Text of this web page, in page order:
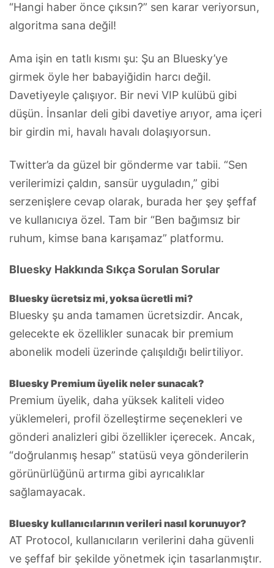
“Hangi haber önce çıksın?” sen karar veriyorsun,
algoritma sana değil!
Ama işin en tatlı kısmı şu: Şu an Bluesky’ye
girmek öyle her babayiğidin harcı değil.
Davetiyeyle çalışıyor. Bir nevi VIP kulübü gibi
düşün. İnsanlar deli gibi davetiye arıyor, ama içeri
bir girdin mi, havalı havalı dolaşıyorsun.
Twitter’a da güzel bir gönderme var tabii. “Sen
verilerimizi çaldın, sansür uyguladın,” gibi
serzenişlere cevap olarak, burada her şey şeffaf
ve kullanıcıya özel. Tam bir “Ben bağımsız bir
ruhum, kimse bana karışamaz” platformu.
Bluesky Hakkında Sıkça Sorulan Sorular
Bluesky ücretsiz mi, yoksa ücretli mi?
Bluesky şu anda tamamen ücretsizdir. Ancak,
gelecekte ek özellikler sunacak bir premium
abonelik modeli üzerinde çalışıldığı belirtiliyor.
Bluesky Premium üyelik neler sunacak?
Premium üyelik, daha yüksek kaliteli video
yüklemeleri, profil özelleştirme seçenekleri ve
gönderi analizleri gibi özellikler içerecek. Ancak,
“doğrulanmış hesap” statüsü veya gönderilerin
görünürlüğünü artırma gibi ayrıcalıklar
sağlamayacak.
Bluesky kullanıcılarının verileri nasıl korunuyor?
AT Protocol, kullanıcıların verilerini daha güvenli
ve şeffaf bir şekilde yönetmek için tasarlanmıştır.